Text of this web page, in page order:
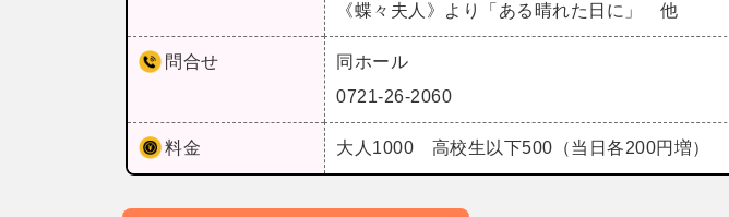
《蝶々夫人》より「ある晴れた日に」 他
問合せ
同ホール
0721-26-2060
料金 大人1000 高校生以下500（当日各200円増）